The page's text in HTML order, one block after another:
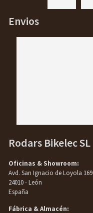
Envios
Rodars Bikelec SL
Oficinas & Showroom:
Avd. San Ignacio de Loyola 169
24010 - León
España
Fábrica & Almacén: